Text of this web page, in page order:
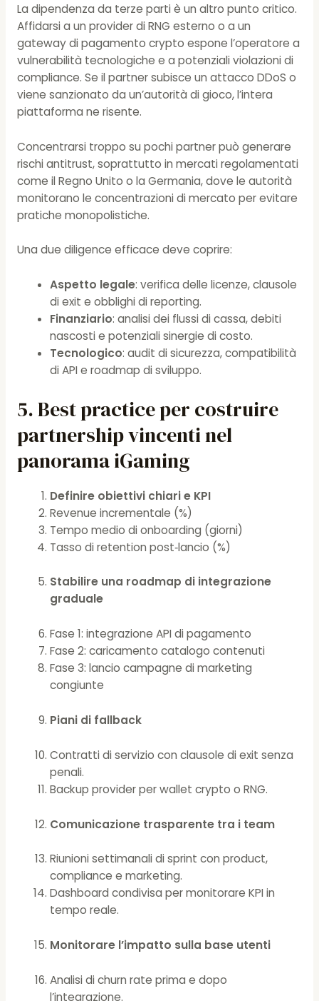
La dipendenza da terze parti è un altro punto critico.
Affidarsi a un provider di RNG esterno o a un
gateway di pagamento crypto espone l’operatore a
vulnerabilità tecnologiche e a potenziali violazioni di
compliance. Se il partner subisce un attacco DDoS o
viene sanzionato da un’autorità di gioco, l’intera
piattaforma ne risente.
Concentrarsi troppo su pochi partner può generare
rischi antitrust, soprattutto in mercati regolamentati
come il Regno Unito o la Germania, dove le autorità
monitorano le concentrazioni di mercato per evitare
pratiche monopolistiche.
Una due diligence efficace deve coprire:
Aspetto legale: verifica delle licenze, clausole
di exit e obblighi di reporting.
Finanziario: analisi dei flussi di cassa, debiti
nascosti e potenziali sinergie di costo.
Tecnologico: audit di sicurezza, compatibilità
di API e roadmap di sviluppo.
5. Best practice per costruire
partnership vincenti nel
panorama iGaming
Definire obiettivi chiari e KPI
Revenue incrementale (%)
Tempo medio di onboarding (giorni)
Tasso di retention post‑lancio (%)
Stabilire una roadmap di integrazione
graduale
Fase 1: integrazione API di pagamento
Fase 2: caricamento catalogo contenuti
Fase 3: lancio campagne di marketing
congiunte
Piani di fallback
Contratti di servizio con clausole di exit senza
penali.
Backup provider per wallet crypto o RNG.
Comunicazione trasparente tra i team
Riunioni settimanali di sprint con product,
compliance e marketing.
Dashboard condivisa per monitorare KPI in
tempo reale.
Monitorare l’impatto sulla base utenti
Analisi di churn rate prima e dopo
l’integrazione.